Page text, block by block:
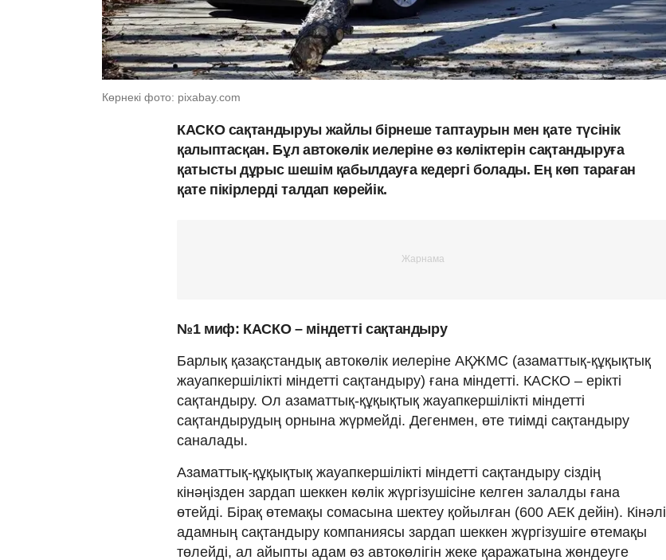
Көрнекі фото: pixabay.com
КАСКО сақтандыруы жайлы бірнеше таптаурын мен қате түсінік
қалыптасқан. Бұл автокөлік иелеріне өз көліктерін сақтандыруға
қатысты дұрыс шешім қабылдауға кедергі болады. Ең көп тараған
қате пікірлерді талдап көрейік.
№1 миф: КАСКО – міндетті сақтандыру
Барлық қазақстандық автокөлік иелеріне АҚЖМС (азаматтық-құқықтық
жауапкершілікті міндетті сақтандыру) ғана міндетті. КАСКО – ерікті
сақтандыру. Ол азаматтық-құқықтық жауапкершілікті міндетті
сақтандырудың орнына жүрмейді. Дегенмен, өте тиімді сақтандыру
саналады.
Азаматтық-құқықтық жауапкершілікті міндетті сақтандыру сіздің
кінәңізден зардап шеккен көлік жүргізушісіне келген залалды ғана
өтейді. Бірақ өтемақы сомасына шектеу қойылған (600 АЕК дейін). Кінәлі
адамның сақтандыру компаниясы зардап шеккен жүргізушіге өтемақы
төлейді, ал айыпты адам өз автокөлігін жеке қаражатына жөндеуге